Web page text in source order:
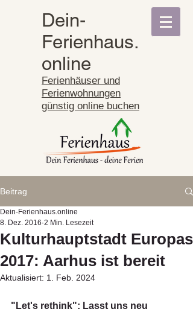
Dein-
Ferienhaus.
online
Ferienhäuser und
Ferienwohnungen
günstig online buchen
Beitrag
Kulturhauptstadt Europas
2017: Aarhus ist bereit
Dein-Ferienhaus.online
8. Dez. 2016 2 Min. Lesezeit
Aktualisiert: 1. Feb. 2024
"Let's rethink": Lasst uns neu